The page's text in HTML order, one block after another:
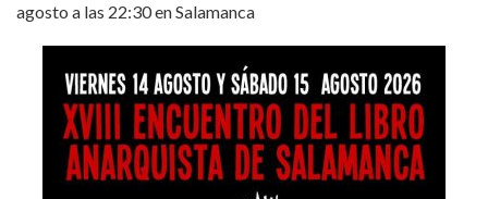
agosto a las 22:30 en Salamanca